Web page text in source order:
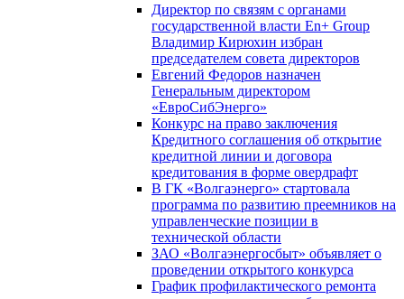
Директор по связям с органами
государственной власти En+ Group
Владимир Кирюхин избран
председателем совета директоров
Евгений Федоров назначен
Генеральным директором
«ЕвроСибЭнерго»
Конкурс на право заключения
Кредитного соглашения об открытие
кредитной линии и договора
кредитования в форме овердрафт
В ГК «Волгаэнерго» стартовала
программа по развитию преемников на
управленческие позиции в
технической области
ЗАО «Волгаэнергосбыт» объявляет о
проведении открытого конкурса
График профилактического ремонта